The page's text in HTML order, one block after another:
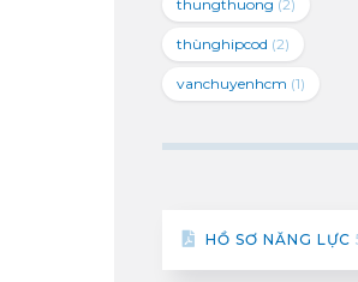
thungthuong (2)
thùnghipcod (2)
vanchuyenhcm (1)
HỒ SƠ NĂNG LỰC